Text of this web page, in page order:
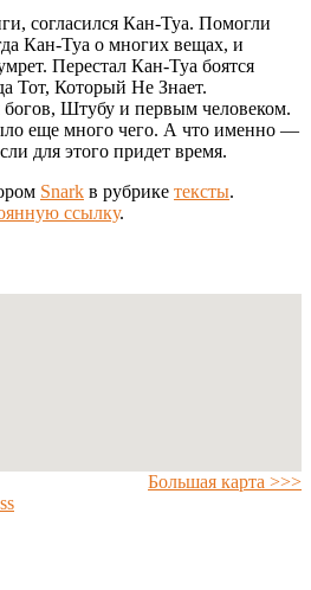
согласился Кан-Туа. Помогли
Кан-Туа о многих вещах, и
Перестал Кан-Туа боятся
Тот, Который Не Знает.
Штубу и первым человеком.
еще много чего. А что именно —
для этого придет время.
Snark в рубрике тексты.
ссылку.
Большая карта >>>